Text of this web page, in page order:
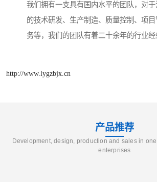
我们拥有一支具有国内水平的团队，对
的技术研发、生产制造、质量控制、项
务等，我们的团队有着二十余年的行业经
http://www.lygzbjx.cn
产品推荐
Development, design, production and sales in
enterprises